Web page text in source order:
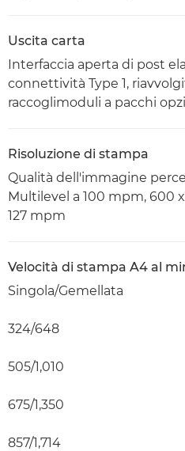
Uscita carta
Interfaccia aperta di post
connettività Type 1,
raccoglimoduli a pacchi
Risoluzione di stampa
Qualità dell'immagine
Multilevel a 100 mpm, 600
127 mpm
Velocità di stampa A4 al
Singola/Gemellata
324/648
505/1,010
675/1,350
857/1,714